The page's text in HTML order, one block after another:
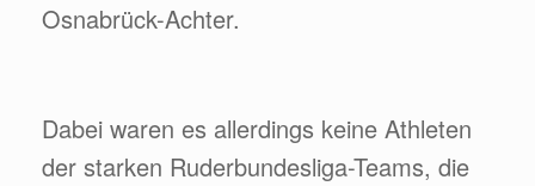
Osnabrück-Achter.
Dabei waren es allerdings keine Athleten
der starken Ruderbundesliga-Teams, die